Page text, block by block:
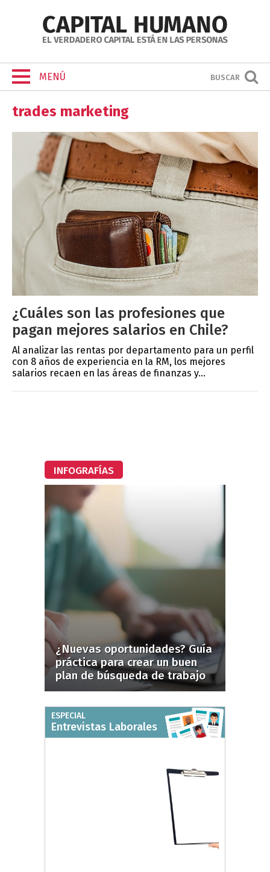
MENÚ BUSCAR
trades marketing
¿Cuáles son las profesiones que
pagan mejores salarios en Chile?
Al analizar las rentas por departamento para un perfil
con 8 años de experiencia en la RM, los mejores
salarios recaen en las áreas de finanzas y...
INFOGRAFÍAS
¿Nuevas oportunidades? Guía
práctica para crear un buen
plan de búsqueda de trabajo
ESPECIAL
Entrevistas Laborales